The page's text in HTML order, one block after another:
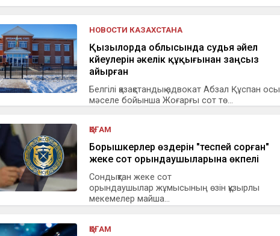
НОВОСТИ КАЗАХСТАНА
Қызылорда облысында судья әйел
күйеулерін әкелік құқығынан заңсыз
айырған
Белгілі қазақстандық адвокат Абзал Құспан осы
мәселе бойынша Жоғарғы сот тө...
ҚОҒАМ
Борышкерлер өздерін "теспей сорған"
жеке сот орындаушыларына өкпелі
Сондықтан жеке сот
орындаушылар жұмысының өзін құзырлы
мекемелер майша...
ҚОҒАМ